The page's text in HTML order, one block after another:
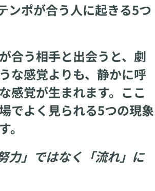
ポが合う人に起きる5つ
合う相手と出会うと、劇
な感覚よりも、静かに呼
感覚が生まれます。ここ
でよく見られる5つの現象
。
」ではなく「流れ」に